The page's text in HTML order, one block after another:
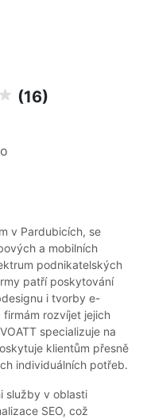
(16)
v Pardubicích, se
a mobilních
podnikatelských
patří poskytování
i tvorby e-
firmám rozvíjet jejich
specializuje na
klientům přesně
individuálních potřeb.
služby v oblasti
SEO, což